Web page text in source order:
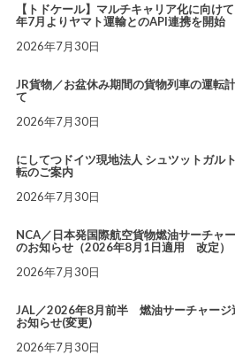
【トドケール】マルチキャリア化に向け
年7月よりヤマト運輸とのAPI連携を開始
2026年7月30日
JR貨物／お盆休み期間の貨物列車の運転
て
2026年7月30日
にしてつドイツ現地法人 シュツットガル
転のご案内
2026年7月30日
NCA／日本発国際航空貨物燃油サーチャ
のお知らせ（2026年8月1日適用 改定）
2026年7月30日
JAL／2026年8月前半 燃油サーチャージ
お知らせ(変更)
2026年7月30日